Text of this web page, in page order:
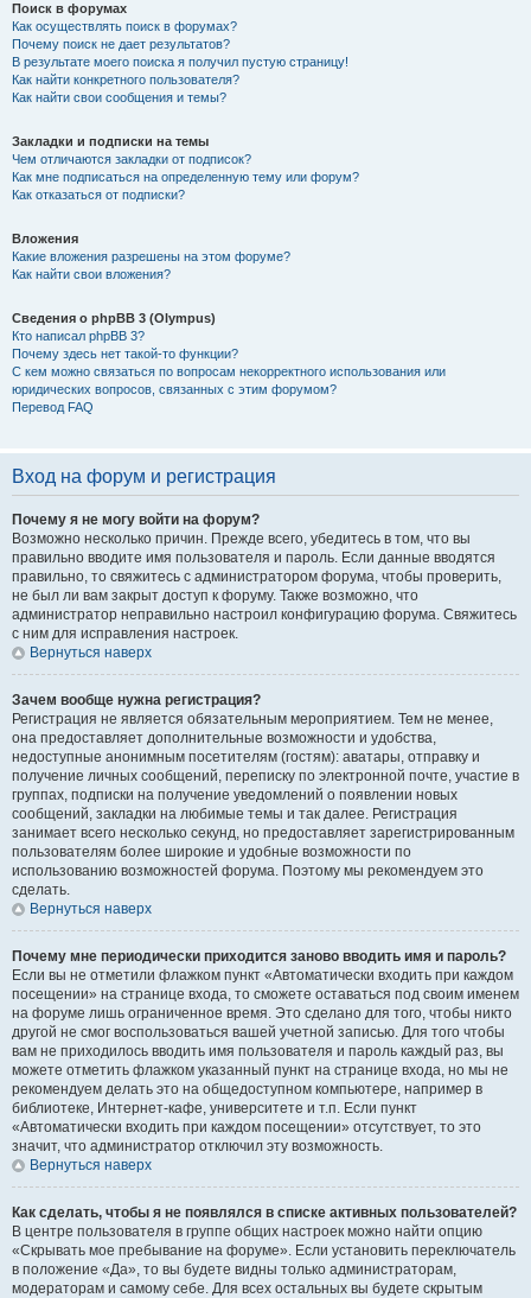
Поиск в форумах
Как осуществлять поиск в форумах?
Почему поиск не дает результатов?
В результате моего поиска я получил пустую страницу!
Как найти конкретного пользователя?
Как найти свои сообщения и темы?
Закладки и подписки на темы
Чем отличаются закладки от подписок?
Как мне подписаться на определенную тему или форум?
Как отказаться от подписки?
Вложения
Какие вложения разрешены на этом форуме?
Как найти свои вложения?
Сведения о phpBB 3 (Olympus)
Кто написал phpBB 3?
Почему здесь нет такой-то функции?
С кем можно связаться по вопросам некорректного использования или
юридических вопросов, связанных с этим форумом?
Перевод FAQ
Вход на форум и регистрация
Почему я не могу войти на форум?
Возможно несколько причин. Прежде всего, убедитесь в том, что вы
правильно вводите имя пользователя и пароль. Если данные вводятся
правильно, то свяжитесь с администратором форума, чтобы проверить,
не был ли вам закрыт доступ к форуму. Также возможно, что
администратор неправильно настроил конфигурацию форума. Свяжитесь
с ним для исправления настроек.
Вернуться наверх
Зачем вообще нужна регистрация?
Регистрация не является обязательным мероприятием. Тем не менее,
она предоставляет дополнительные возможности и удобства,
недоступные анонимным посетителям (гостям): аватары, отправку и
получение личных сообщений, переписку по электронной почте, участие в
группах, подписки на получение уведомлений о появлении новых
сообщений, закладки на любимые темы и так далее. Регистрация
занимает всего несколько секунд, но предоставляет зарегистрированным
пользователям более широкие и удобные возможности по
использованию возможностей форума. Поэтому мы рекомендуем это
сделать.
Вернуться наверх
Почему мне периодически приходится заново вводить имя и пароль?
Если вы не отметили флажком пункт «Автоматически входить при каждом
посещении» на странице входа, то сможете оставаться под своим именем
на форуме лишь ограниченное время. Это сделано для того, чтобы никто
другой не смог воспользоваться вашей учетной записью. Для того чтобы
вам не приходилось вводить имя пользователя и пароль каждый раз, вы
можете отметить флажком указанный пункт на странице входа, но мы не
рекомендуем делать это на общедоступном компьютере, например в
библиотеке, Интернет-кафе, университете и т.п. Если пункт
«Автоматически входить при каждом посещении» отсутствует, то это
значит, что администратор отключил эту возможность.
Вернуться наверх
Как сделать, чтобы я не появлялся в списке активных пользователей?
В центре пользователя в группе общих настроек можно найти опцию
«Скрывать мое пребывание на форуме». Если установить переключатель
в положение «Да», то вы будете видны только администраторам,
модераторам и самому себе. Для всех остальных вы будете скрытым